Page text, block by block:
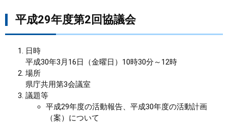
しごと・産業・観光
まちづくり
県政情報
平成29年度第2回協議会
日時
平成30年3月16日（金曜日）10時30分～12時
場所
県庁共用第3会議室
議題等
平成29年度の活動報告、平成30年度の活動計画
（案）について